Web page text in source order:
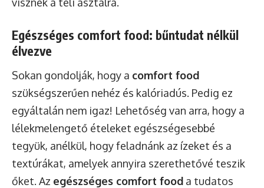
Egészséges comfort food: bűntudat nélkül
élvezve
Sokan gondolják, hogy a comfort food
szükségszerűen nehéz és kalóriadús. Pedig ez
egyáltalán nem igaz! Lehetőség van arra, hogy a
lélekmelengető ételeket egészségesebbé
tegyük, anélkül, hogy feladnánk az ízeket és a
textúrákat, amelyek annyira szerethetővé teszik
őket. Az egészséges comfort food a tudatos